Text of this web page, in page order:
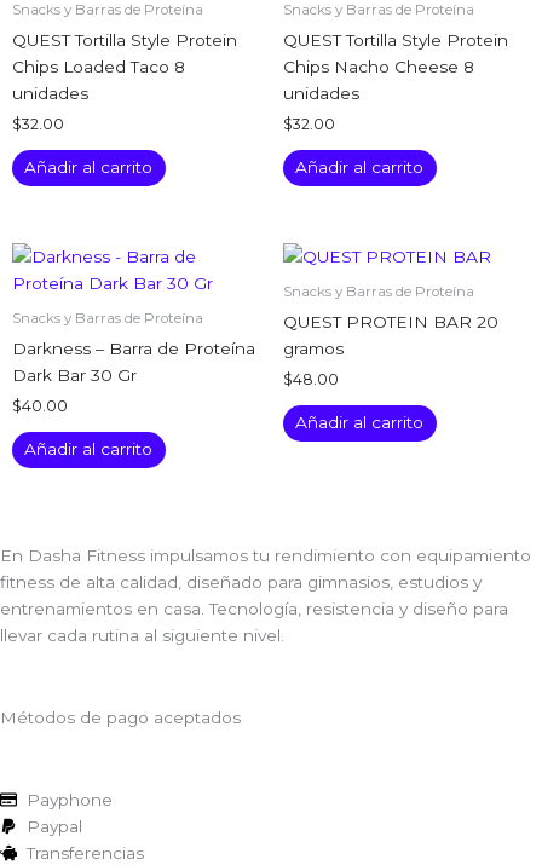
Snacks y Barras de Proteína
QUEST Tortilla Style Protein
Chips Loaded Taco 8
unidades
$32.00
Añadir al carrito
Snacks y Barras de Proteína
QUEST Tortilla Style Protein
Chips Nacho Cheese 8
unidades
$32.00
Añadir al carrito
Snacks y Barras de Proteína
Darkness – Barra de Proteína
Dark Bar 30 Gr
$40.00
Añadir al carrito
Snacks y Barras de Proteína
QUEST PROTEIN BAR 20
gramos
$48.00
Añadir al carrito
En Dasha Fitness impulsamos tu rendimiento con equipamiento
fitness de alta calidad, diseñado para gimnasios, estudios y
entrenamientos en casa. Tecnología, resistencia y diseño para
llevar cada rutina al siguiente nivel.
Métodos de pago aceptados
Payphone
Paypal
Transferencias